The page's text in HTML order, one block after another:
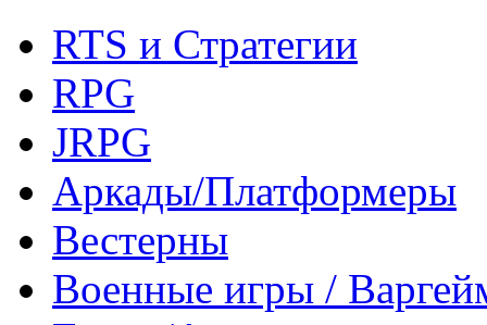
RTS и Стратегии
RPG
JRPG
Аркады/Платформеры
Вестерны
Военные игры /